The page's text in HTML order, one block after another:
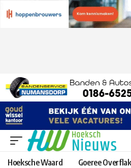
Hoeksche Waard Goeree